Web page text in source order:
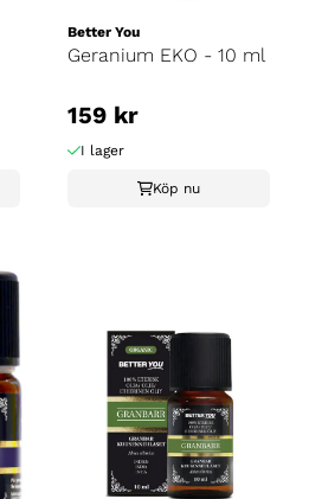
Better You
Geranium EKO - 10 ml
159 kr
I lager
Köp nu